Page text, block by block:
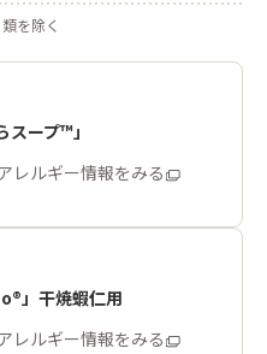
を除く
スープ™」
レルギー情報をみる
」干焼蝦仁用
レルギー情報をみる